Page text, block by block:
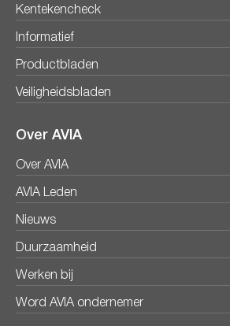
Kentekencheck
Informatief
Productbladen
Veiligheidsbladen
Over AVIA
Over AVIA
AVIA Leden
Nieuws
Duurzaamheid
Werken bij
Word AVIA ondernemer